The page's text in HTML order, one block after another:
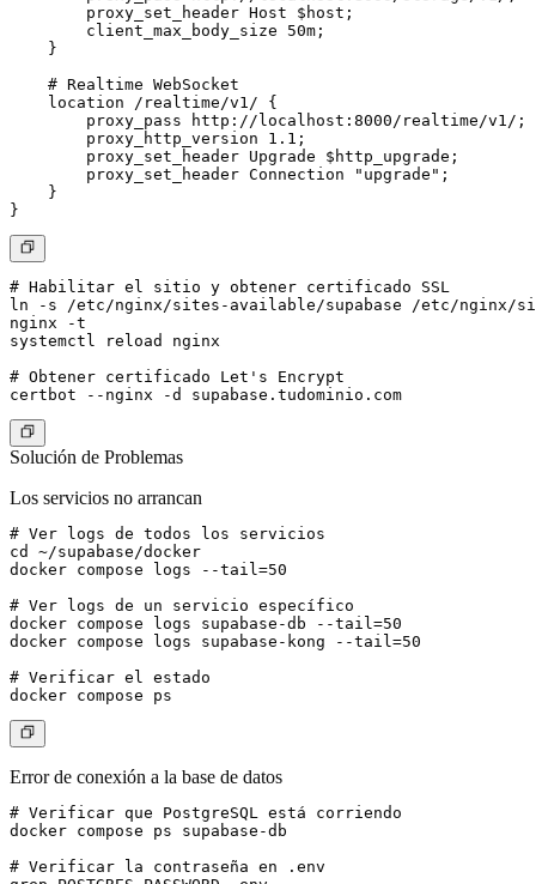
        proxy_set_header Host $host;
        client_max_body_size 50m;
    }
    # Realtime WebSocket
    location /realtime/v1/ {
        proxy_pass http://localhost:8000/realtime/v1/;
        proxy_http_version 1.1;
        proxy_set_header Upgrade $http_upgrade;
        proxy_set_header Connection "upgrade";
    }
# Habilitar el sitio y obtener certificado SSL
ln -s /etc/nginx/sites-available/supabase /etc/nginx/
nginx -t
systemctl reload nginx
# Obtener certificado Let's Encrypt
Solución de Problemas
Los servicios no arrancan
# Ver logs de todos los servicios
cd ~/supabase/docker
docker compose logs --tail=50
# Ver logs de un servicio específico
docker compose logs supabase-db --tail=50
docker compose logs supabase-kong --tail=50
# Verificar el estado
Error de conexión a la base de datos
# Verificar que PostgreSQL está corriendo
docker compose ps supabase-db
# Verificar la contraseña en .env